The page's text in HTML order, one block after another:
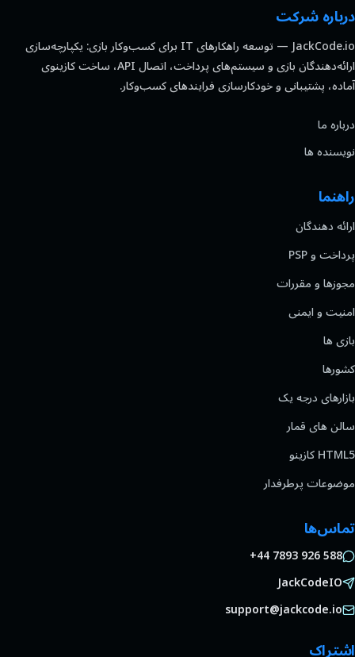
درباره شرکت
JackCode.io — توسعه راهکارهای IT برای کسب‌وکار بازی: یکپارچه‌سازی
ارائه‌دهندگان بازی و سیستم‌های پرداخت، اتصال API، ساخت کازینوی
آماده، پشتیبانی و خودکارسازی فرایندهای کسب‌وکار.
درباره ما
نویسنده ها
راهنما
ارائه دهندگان
پرداخت و PSP
مجوزها و مقررات
امنیت و ایمنی
بازی ها
کشورها
بازارهای درجه یک
سالن های قمار
HTML5 کازینو
موضوعات پرطرفدار
تماس‌ها
+44 7893 926 588
JackCodeIO
support@jackcode.io
اشتراک